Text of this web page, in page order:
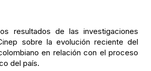
resultados de las investigaciones
sobre la evolución reciente del
en relación con el proceso
del país.